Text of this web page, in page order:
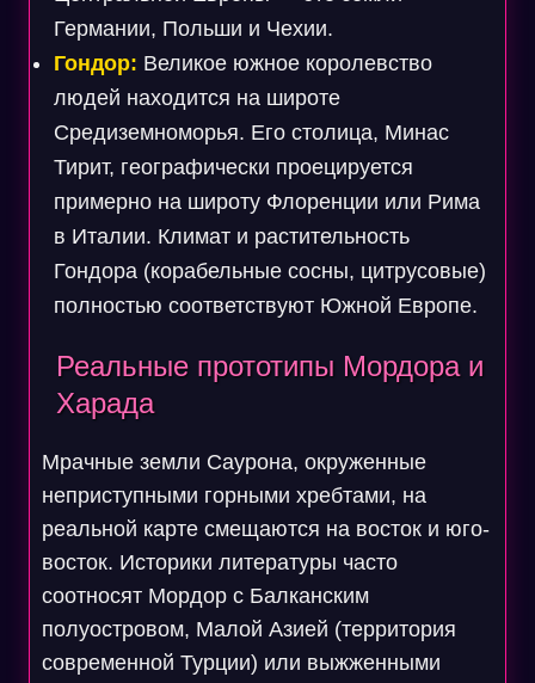
Германии, Польши и Чехии.
Гондор: Великое южное королевство
людей находится на широте
Средиземноморья. Его столица, Минас
Тирит, географически проецируется
примерно на широту Флоренции или Рима
в Италии. Климат и растительность
Гондора (корабельные сосны, цитрусовые)
полностью соответствуют Южной Европе.
Реальные прототипы Мордора и
Харада
Мрачные земли Саурона, окруженные
неприступными горными хребтами, на
реальной карте смещаются на восток и юго-
восток. Историки литературы часто
соотносят Мордор с Балканским
полуостровом, Малой Азией (территория
современной Турции) или выжженными